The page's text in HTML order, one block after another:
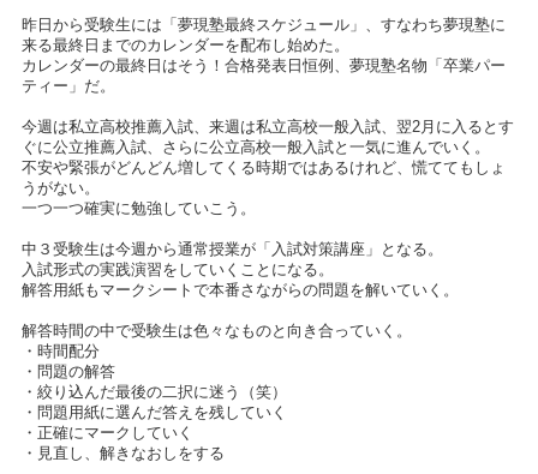
昨日から受験生には「夢現塾最終スケジュール」、すなわち夢現塾に
来る最終日までのカレンダーを配布し始めた。
カレンダーの最終日はそう！合格発表日恒例、夢現塾名物「卒業パー
ティー」だ。
今週は私立高校推薦入試、来週は私立高校一般入試、翌2月に入るとす
ぐに公立推薦入試、さらに公立高校一般入試と一気に進んでいく。
不安や緊張がどんどん増してくる時期ではあるけれど、慌ててもしょ
うがない。
一つ一つ確実に勉強していこう。
中３受験生は今週から通常授業が「入試対策講座」となる。
入試形式の実践演習をしていくことになる。
解答用紙もマークシートで本番さながらの問題を解いていく。
解答時間の中で受験生は色々なものと向き合っていく。
・時間配分
・問題の解答
・絞り込んだ最後の二択に迷う（笑）
・問題用紙に選んだ答えを残していく
・正確にマークしていく
・見直し、解きなおしをする